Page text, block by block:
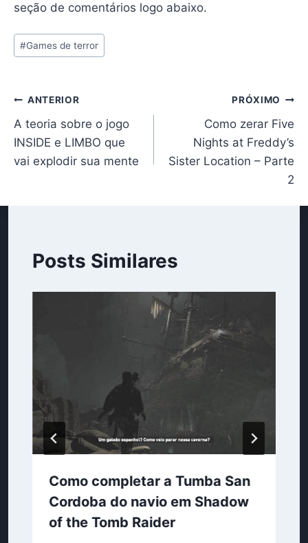
seção de comentários logo abaixo.
Tags
do
#Games de terror
Navegação
de
Post
ANTERIOR
A teoria sobre o jogo
INSIDE e LIMBO que
vai explodir sua mente
PRÓXIMO
Como zerar Five
Nights at Freddy’s
Sister Location – Parte
2
Posts Similares
Como completar a Tumba San
Cordoba do navio em Shadow
of the Tomb Raider